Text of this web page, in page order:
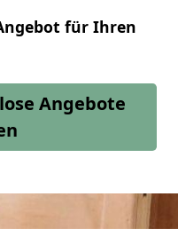
für Ihren
Angebote